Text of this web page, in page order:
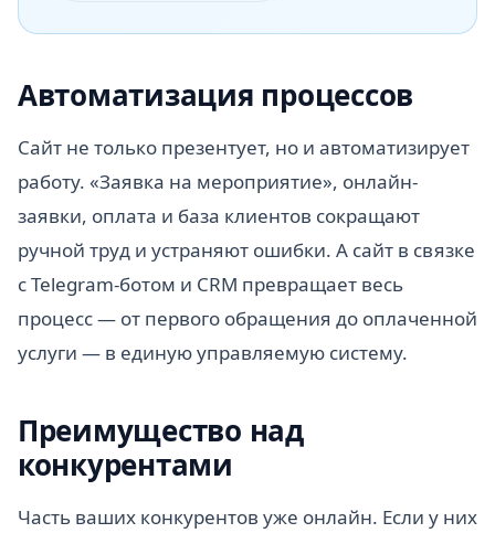
Автоматизация процессов
Сайт не только презентует, но и автоматизирует
работу. «Заявка на мероприятие», онлайн-
заявки, оплата и база клиентов сокращают
ручной труд и устраняют ошибки. А сайт в связке
с Telegram-ботом и CRM превращает весь
процесс — от первого обращения до оплаченной
услуги — в единую управляемую систему.
Преимущество над
конкурентами
Часть ваших конкурентов уже онлайн. Если у них